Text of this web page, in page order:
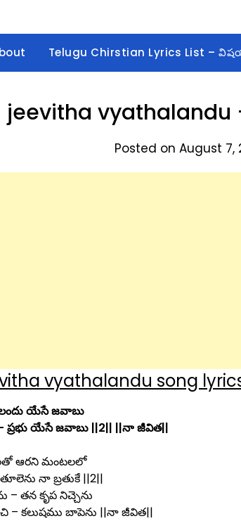
Telugu Chirstian Lyrics List –
jeevitha
Posted on August 7,
vyathalandu song
యేసే జవాబు
యేసే జవాబు ||2|| ||నా జీవిత||
ఆరని మంటలలో
నా బ్రతుకే ||2||
– తన కృప నిచ్చెను
– కలుషము బాపెను ||నా జీవిత||